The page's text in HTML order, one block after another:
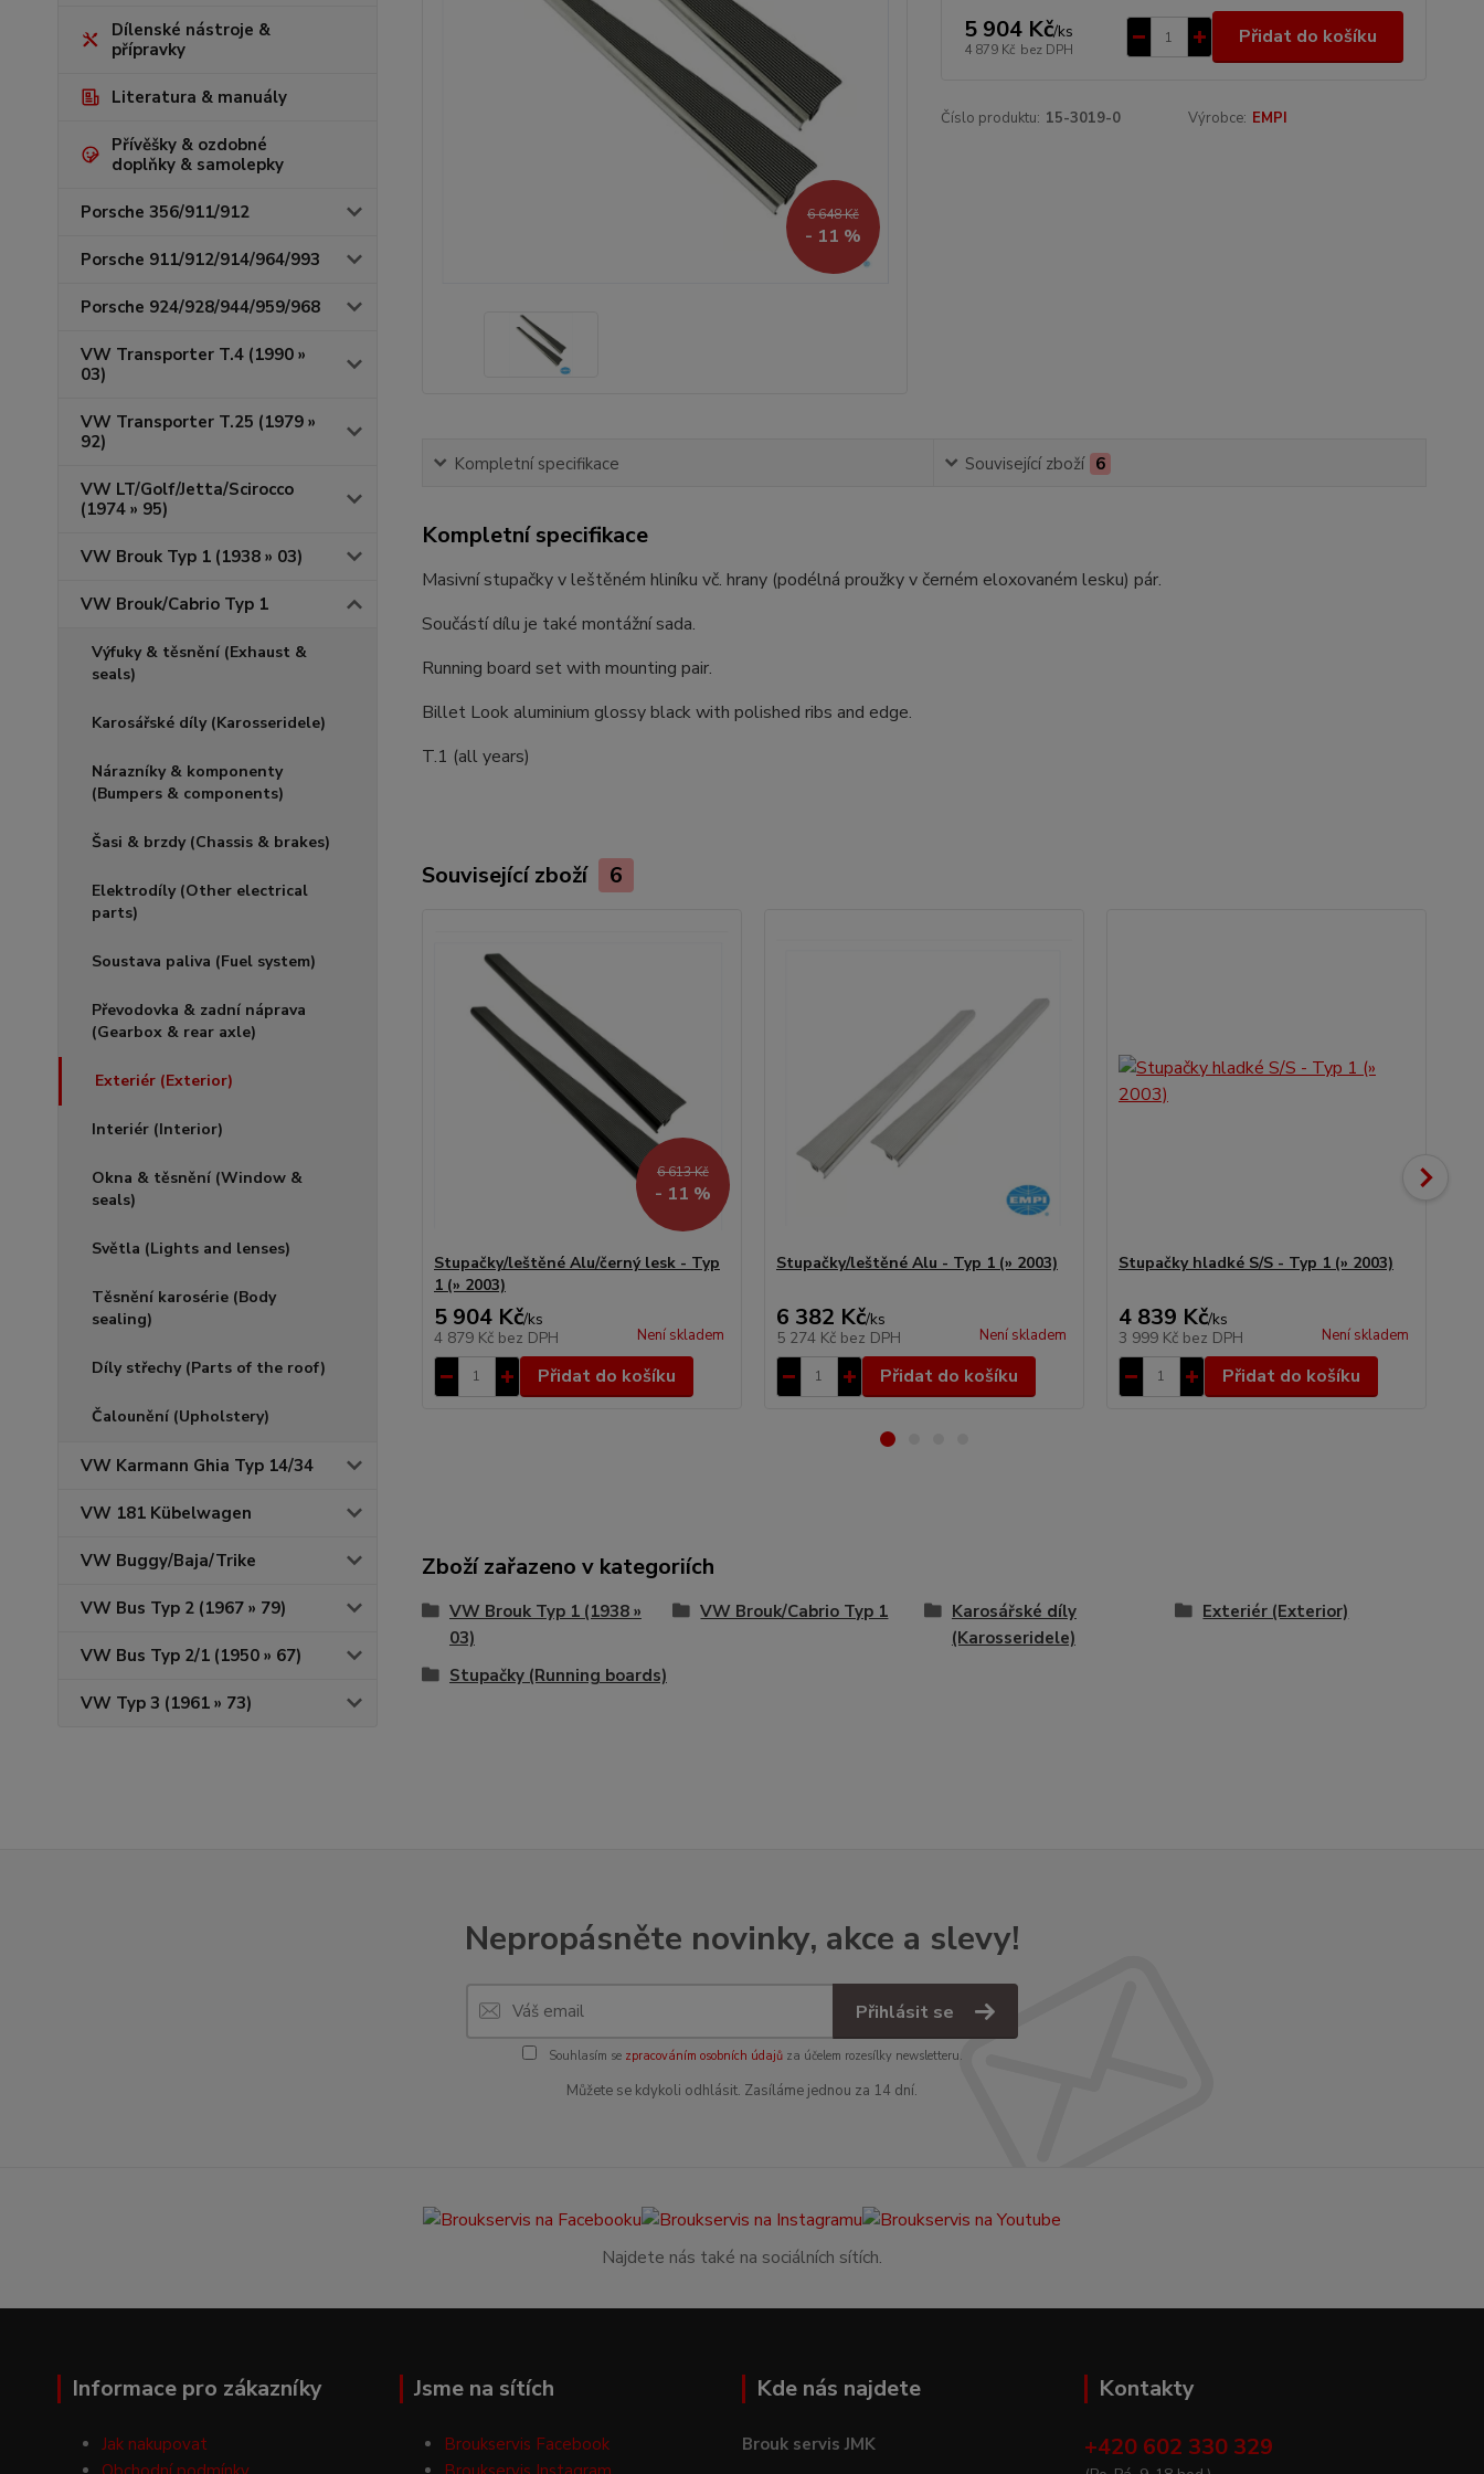
Dílenské nástroje &
přípravky
Literatura & manuály
Přívěšky & ozdobné
doplňky & samolepky
Porsche 356/911/912
Porsche 911/912/914/964/993
Porsche 924/928/944/959/968
VW Transporter T.4 (1990 »
03)
VW Transporter T.25 (1979 »
92)
VW LT/Golf/Jetta/Scirocco
(1974 » 95)
VW Brouk Typ 1 (1938 » 03)
VW Brouk/Cabrio Typ 1
Výfuky & těsnění (Exhaust &
seals)
Karosářské díly (Karosseridele)
Nárazníky & komponenty
(Bumpers & components)
Šasi & brzdy (Chassis & brakes)
Elektrodíly (Other electrical
parts)
Soustava paliva (Fuel system)
Převodovka & zadní náprava
(Gearbox & rear axle)
Exteriér (Exterior)
Interiér (Interior)
Okna & těsnění (Window &
seals)
Světla (Lights and lenses)
Těsnění karosérie (Body
sealing)
Díly střechy (Parts of the roof)
Čalounění (Upholstery)
VW Karmann Ghia Typ 14/34
VW 181 Kübelwagen
VW Buggy/Baja/Trike
VW Bus Typ 2 (1967 » 79)
VW Bus Typ 2/1 (1950 » 67)
VW Typ 3 (1961 » 73)
6 648 Kč
- 11 %
5 904 Kč/ks
4 879 Kč bez DPH
Přidat do košíku
Číslo produktu: 15-3019-0 Výrobce: EMPI
Kompletní specifikace Související zboží 6
Kompletní specifikace
Masivní stupačky v leštěném hliníku vč. hrany (podélná proužky v černém eloxovaném lesku) pár.
Součástí dílu je také montážní sada.
Running board set with mounting pair.
Billet Look aluminium glossy black with polished ribs and edge.
T.1 (all years)
Související zboží 6
6 613 Kč
- 11 %
Stupačky/leštěné Alu/černý lesk - Typ
1 (» 2003)
5 904 Kč/ks
4 879 Kč bez DPH Není skladem
Přidat do košíku
Stupačky/leštěné Alu - Typ 1 (» 2003)
6 382 Kč/ks
5 274 Kč bez DPH Není skladem
Přidat do košíku
Stupačky hladké S/S - Typ 1 (» 2003)
4 839 Kč/ks
3 999 Kč bez DPH Není skladem
Přidat do košíku
Zboží zařazeno v kategoriích
VW Brouk Typ 1 (1938 »
03)
VW Brouk/Cabrio Typ 1
Karosářské díly
(Karosseridele)
Exteriér (Exterior)
Stupačky (Running boards)
Nepropásněte novinky, akce a slevy!
Přihlásit se
Souhlasím se zpracováním osobních údajůza účelem rozesílky newsletteru.
Můžete se kdykoli odhlásit. Zasíláme jednou za 14 dní.
Najdete nás také na sociálních sítích.
Informace pro zákazníky
Jak nakupovat
Jsme na sítích
Broukservis Facebook
Kde nás najdete
Brouk servis JMK
Kontakty
+420 602 330 329